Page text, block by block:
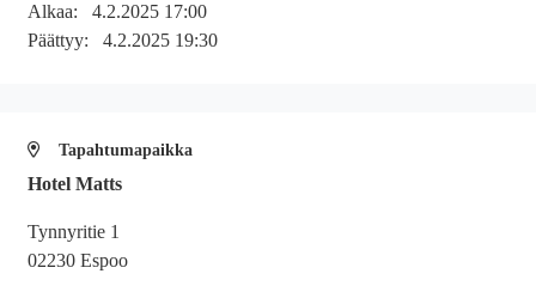
Alkaa: 4.2.2025 17:00
Päättyy: 4.2.2025 19:30
Tapahtumapaikka
Hotel Matts
Tynnyritie 1
02230 Espoo